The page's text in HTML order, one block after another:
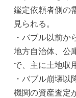
鑑定依頼者側の
見られる。
・バブル以前か
地方自治体、公
で、主に土地収
・バブル崩壊以
機関の資産査定